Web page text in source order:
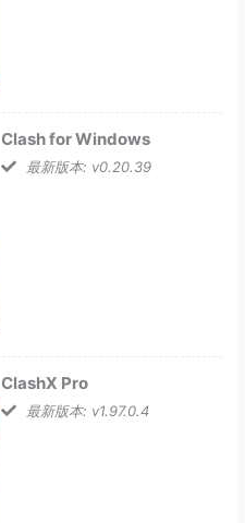
Clash for Windows
最新版本: v0.20.39
ClashX Pro
最新版本: v1.97.0.4